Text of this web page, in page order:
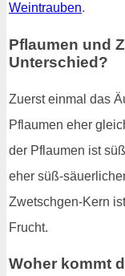
Weintrauben.
Pflaumen und
Unterschied?
Zuerst einmal das
Pflaumen eher
der Pflaumen ist
eher süß-
Zwetschgen-Kern
Frucht.
Woher kommt